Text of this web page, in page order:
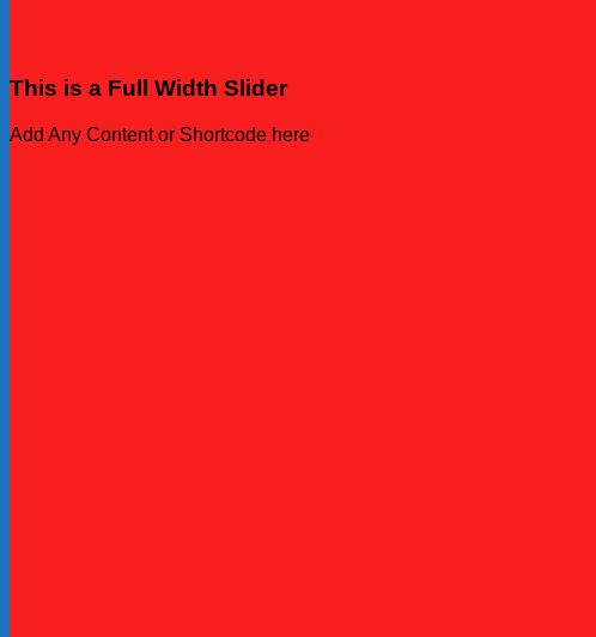
This is a Full Width Slider
Add Any Content or Shortcode here